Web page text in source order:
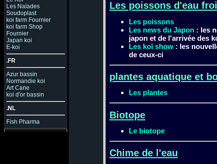
Les Naïades
Soudoplast
koi farm Fournier
koi farm Shop
Fournier
Japan koi
E-koi
.FR
Azur bassin
Normandie koi
Art Cane
koi d'or bassin
.NL
Fish Pharma
Les poissons d'eau
Les poissons
Les news du Japon : les
japon et de l'arrivée des
Les koï show : les
de ceux-ci
plantes aquatique et
Les plantes
Biotope
Le biotope
Chime de l'eau